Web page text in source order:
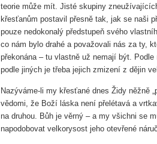
teorie může mít. Jisté skupiny
křesťanům postavil přesně tak, jak se naši
pouze nedokonalý předstupeň svého
co nám bylo drahé a považovali nás za ty,
překonána – tu vlastně už nemají být.
podle jiných je třeba jejich zmizení z dějin
Nazýváme-li my křesťané dnes Židy něžně
vědomi, že Boží láska není přelétavá a
na druhou. Bůh je věrný – a my všichni se
napodobovat velkorysost jeho otevřené